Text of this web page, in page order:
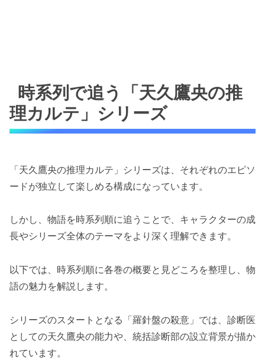
時系列で追う「天久鷹央の推
理カルテ」シリーズ
「天久鷹央の推理カルテ」シリーズは、それぞれのエピソ
ードが独立して楽しめる構成になっています。
しかし、物語を時系列順に追うことで、キャラクターの成
長やシリーズ全体のテーマをより深く理解できます。
以下では、時系列順に各巻の概要と見どころを整理し、物
語の魅力を解説します。
シリーズのスタートとなる「羅針盤の殺意」では、診断医
としての天久鷹央の能力や、統括診断部の設立背景が描か
れています。